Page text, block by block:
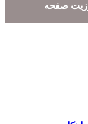
صفحه